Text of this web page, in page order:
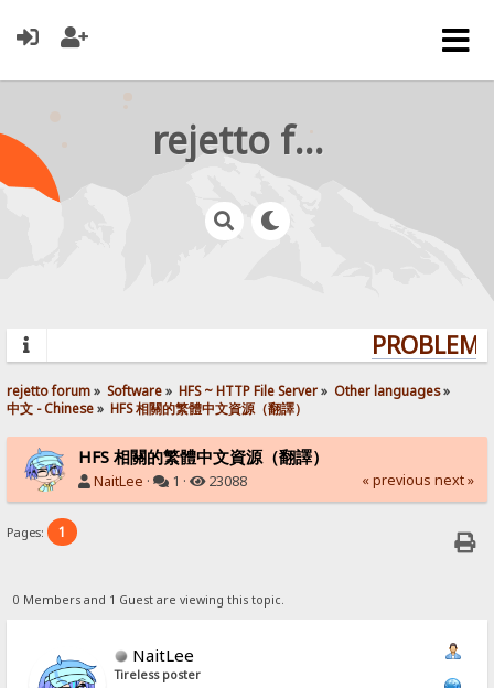
rejetto forum
rejetto forum» Software» HFS ~ HTTP File Server» Other languages»
中文 - Chinese» HFS 相關的繁體中文資源（翻譯）
HFS 相關的繁體中文資源（翻譯）
NaitLee · 1 · 23088 « previous next »
Pages: 1
0 Members and 1 Guest are viewing this topic.
NaitLee
Tireless poster